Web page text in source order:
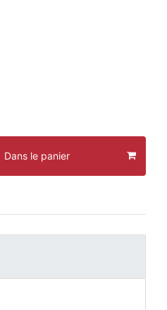
Dans le panier